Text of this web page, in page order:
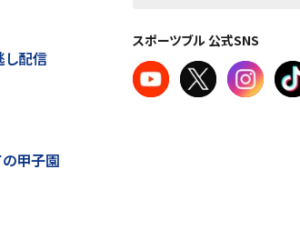
配信
甲子園
スポーツブル 公式SNS